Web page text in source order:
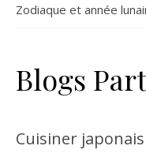
Zodiaque et année
Blogs
Cuisiner